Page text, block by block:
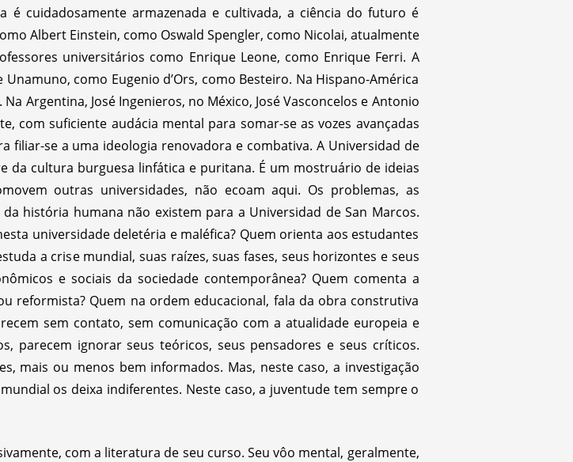
é cuidadosamente armazenada e cultivada, a ciência do futuro é
Albert Einstein, como Oswald Spengler, como Nicolai, atualmente
universitários como Enrique Leone, como Enrique Ferri. A
como Eugenio d’Ors, como Besteiro. Na Hispano-América
Argentina, José Ingenieros, no México, José Vasconcelos e Antonio
com suficiente audácia mental para somar-se as vozes avançadas
se a uma ideologia renovadora e combativa. A Universidad de
da cultura burguesa linfática e puritana. É um mostruário de ideias
outras universidades, não ecoam aqui. Os problemas, as
história humana não existem para a Universidad de San Marcos.
universidade deletéria e maléfica? Quem orienta aos estudantes
a crise mundial, suas raízes, suas fases, seus horizontes e seus
e sociais da sociedade contemporânea? Quem comenta a
reformista? Quem na ordem educacional, fala da obra construtiva
sem contato, sem comunicação com a atualidade europeia e
parecem ignorar seus teóricos, seus pensadores e seus críticos.
mais ou menos bem informados. Mas, neste caso, a investigação
os deixa indiferentes. Neste caso, a juventude tem sempre o
com a literatura de seu curso. Seu vôo mental, geralmente,